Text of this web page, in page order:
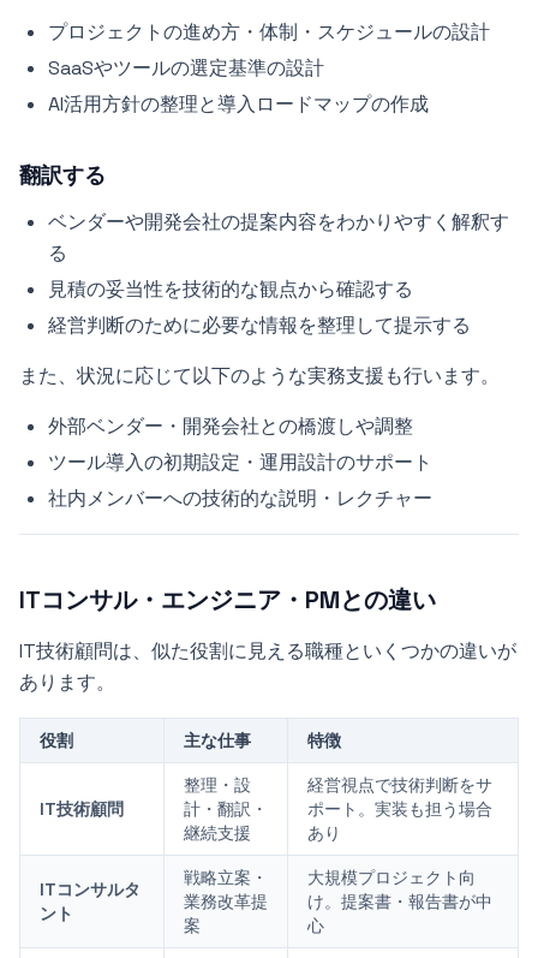
プロジェクトの進め方・体制・スケジュールの設計
SaaSやツールの選定基準の設計
AI活用方針の整理と導入ロードマップの作成
翻訳する
ベンダーや開発会社の提案内容をわかりやすく解釈す
る
見積の妥当性を技術的な観点から確認する
経営判断のために必要な情報を整理して提示する
また、状況に応じて以下のような実務支援も行います。
外部ベンダー・開発会社との橋渡しや調整
ツール導入の初期設定・運用設計のサポート
社内メンバーへの技術的な説明・レクチャー
ITコンサル・エンジニア・PMとの違い
IT技術顧問は、似た役割に見える職種といくつかの違いが
あります。
役割 主な仕事 特徴
IT技術顧問
整理・設
計・翻訳・
継続支援
経営視点で技術判断をサ
ポート。実装も担う場合
あり
ITコンサルタ
ント
戦略立案・
業務改革提
案
大規模プロジェクト向
け。提案書・報告書が中
心